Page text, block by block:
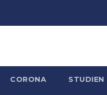
CORONA STUDIEN